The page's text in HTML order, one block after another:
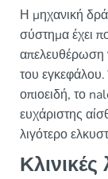
Η μηχανική
σύστημα έχει
απελευθέρωση
του
οπιοειδή, το
ευχάριστης
λιγότερο
Κλινικές